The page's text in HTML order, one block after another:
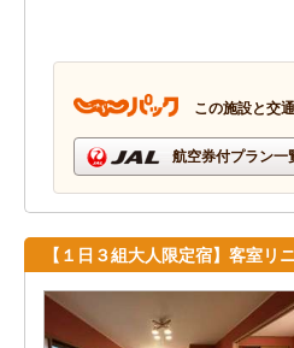
この施設と交
航空券付プラン一
【１日３組大人限定宿】客室